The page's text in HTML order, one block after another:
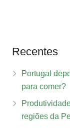
Recentes
Portugal
para comer?
regiões da